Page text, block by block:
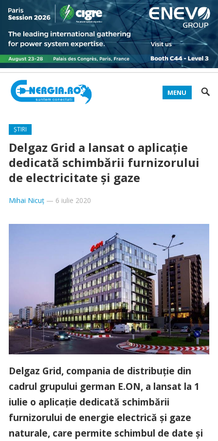
MENU
ȘTIRI
Delgaz Grid a lansat o aplicaţie
dedicată schimbării furnizorului
de electricitate şi gaze
Mihai Nicuț— 6 iulie 2020
Delgaz Grid, compania de distribuţie din
cadrul grupului german E.ON, a lansat la 1
iulie o aplicaţie dedicată schimbării
furnizorului de energie electrică şi gaze
naturale, care permite schimbul de date şi